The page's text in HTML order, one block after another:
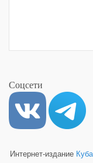
Соцсети
Интернет-издание